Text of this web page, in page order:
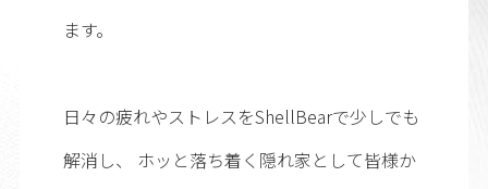
ます。
日々の疲れやストレスをShellBearで少しでも
解消し、 ホッと落ち着く隠れ家として皆様か